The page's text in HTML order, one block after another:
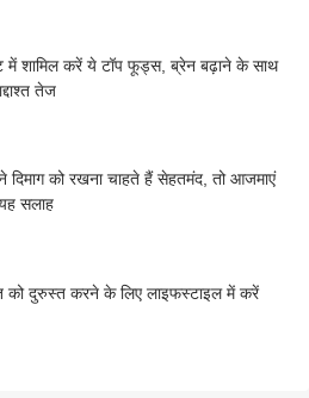
में शामिल करें ये टॉप फूड्स, ब्रेन बढ़ाने के साथ
तेज
को रखना चाहते हैं सेहतमंद, तो आजमाएं
सलाह
को दुरुस्त करने के लिए लाइफस्टाइल में करें